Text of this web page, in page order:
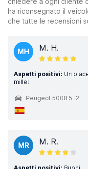
ha riconsegnato il
che tutte le recensioni
MH M. H.
Aspetti positivi: Un
mille!
Peugeot 5008 5+2
MR M. R.